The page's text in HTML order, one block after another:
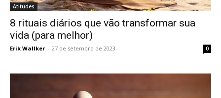
Atitudes
8 rituais diários que vão transformar sua
vida (para melhor)
Erik Wallker - 27 de setembro de 2023 0